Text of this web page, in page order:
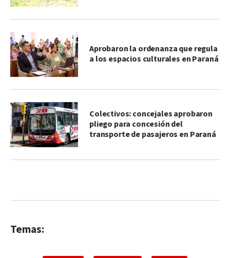
Aprobaron la ordenanza que regula
a los espacios culturales en Paraná
Colectivos: concejales aprobaron
pliego para concesión del
transporte de pasajeros en Paraná
Temas: